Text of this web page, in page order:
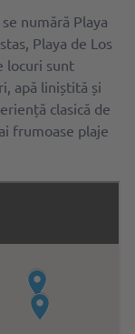
numără Playa
Playa de Los
locuri sunt
apă liniștită și
clasică de
frumoase plaje